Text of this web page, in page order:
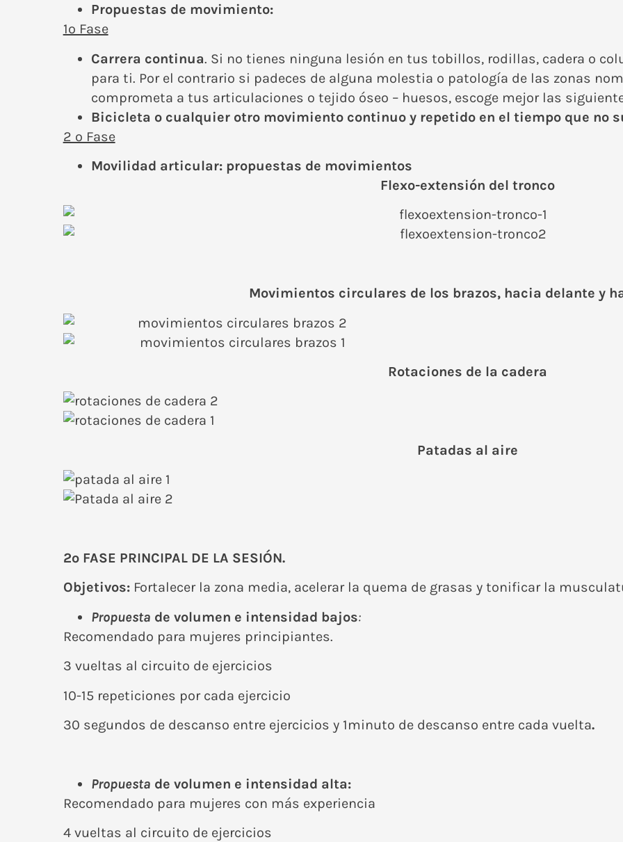
Propuestas de movimiento:
1º Fase
Carrera continua. Si no tienes ninguna lesión en tus tobillos, rodillas, cadera o
para ti. Por el contrario si padeces de alguna molestia o patología de las zonas
comprometa a tus articulaciones o tejido óseo – huesos, escoge mejor las
Bicicleta o cualquier otro movimiento continuo y repetido en el tiempo que no
2 º Fase
Movilidad articular: propuestas de movimientos
Flexo-extensión del tronco
Movimientos circulares de los brazos, hacia delante y
Rotaciones de la cadera
Patadas al aire
2º FASE PRINCIPAL DE LA SESIÓN.
Objetivos:Fortalecer la zona media, acelerar la quema de grasas y tonificar la
Propuesta de volumen e intensidad bajos:
Recomendado para mujeres principiantes.
3 vueltas al circuito de ejercicios
10-15 repeticiones por cada ejercicio
30 segundos de descanso entre ejercicios y 1minuto de descanso entre cada vuelta.
Propuesta de volumen e intensidad alta:
Recomendado para mujeres con más experiencia
4 vueltas al circuito de ejercicios